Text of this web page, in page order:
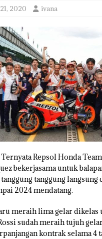
2020 ivana
Ternyata Repsol Honda
bekerjasama untuk
tanggung langsung
2024 mendatang.
meraih lima gelar dikelas
sudah meraih tujuh
kontrak selama 4